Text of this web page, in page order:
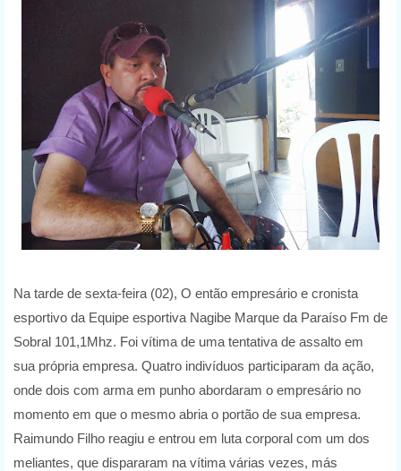
Na tarde de sexta-feira (02), O então empresário e cronista
esportivo da Equipe esportiva Nagibe Marque da Paraíso Fm de
Sobral 101,1Mhz. Foi vítima de uma tentativa de assalto em
sua própria empresa. Quatro indivíduos participaram da ação,
onde dois com arma em punho abordaram o empresário no
momento em que o mesmo abria o portão de sua empresa.
Raimundo Filho reagiu e entrou em luta corporal com um dos
meliantes, que dispararam na vítima várias vezes, más